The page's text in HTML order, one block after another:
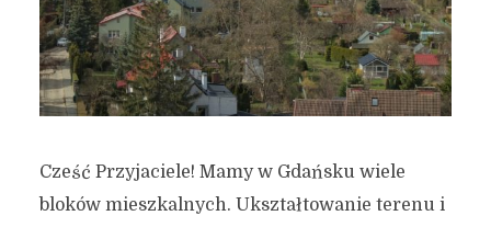
Cześć Przyjaciele! Mamy w Gdańsku wiele
bloków mieszkalnych. Ukształtowanie terenu i